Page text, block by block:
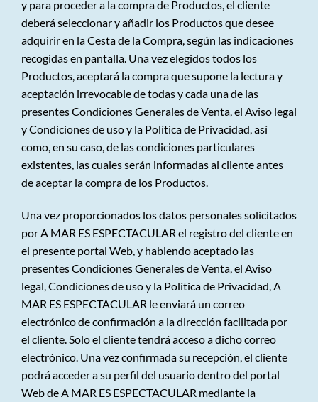
y para proceder a la compra de Productos, el cliente
deberá seleccionar y añadir los Productos que desee
adquirir en la Cesta de la Compra, según las indicaciones
recogidas en pantalla. Una vez elegidos todos los
Productos, aceptará la compra que supone la lectura y
aceptación irrevocable de todas y cada una de las
presentes Condiciones Generales de Venta, el Aviso legal
y Condiciones de uso y la Política de Privacidad, así
como, en su caso, de las condiciones particulares
existentes, las cuales serán informadas al cliente antes
de aceptar la compra de los Productos.
Una vez proporcionados los datos personales solicitados
por A MAR ES ESPECTACULAR el registro del cliente en
el presente portal Web, y habiendo aceptado las
presentes Condiciones Generales de Venta, el Aviso
legal, Condiciones de uso y la Política de Privacidad, A
MAR ES ESPECTACULAR le enviará un correo
electrónico de confirmación a la dirección facilitada por
el cliente. Solo el cliente tendrá acceso a dicho correo
electrónico. Una vez confirmada su recepción, el cliente
podrá acceder a su perfil del usuario dentro del portal
Web de A MAR ES ESPECTACULAR mediante la